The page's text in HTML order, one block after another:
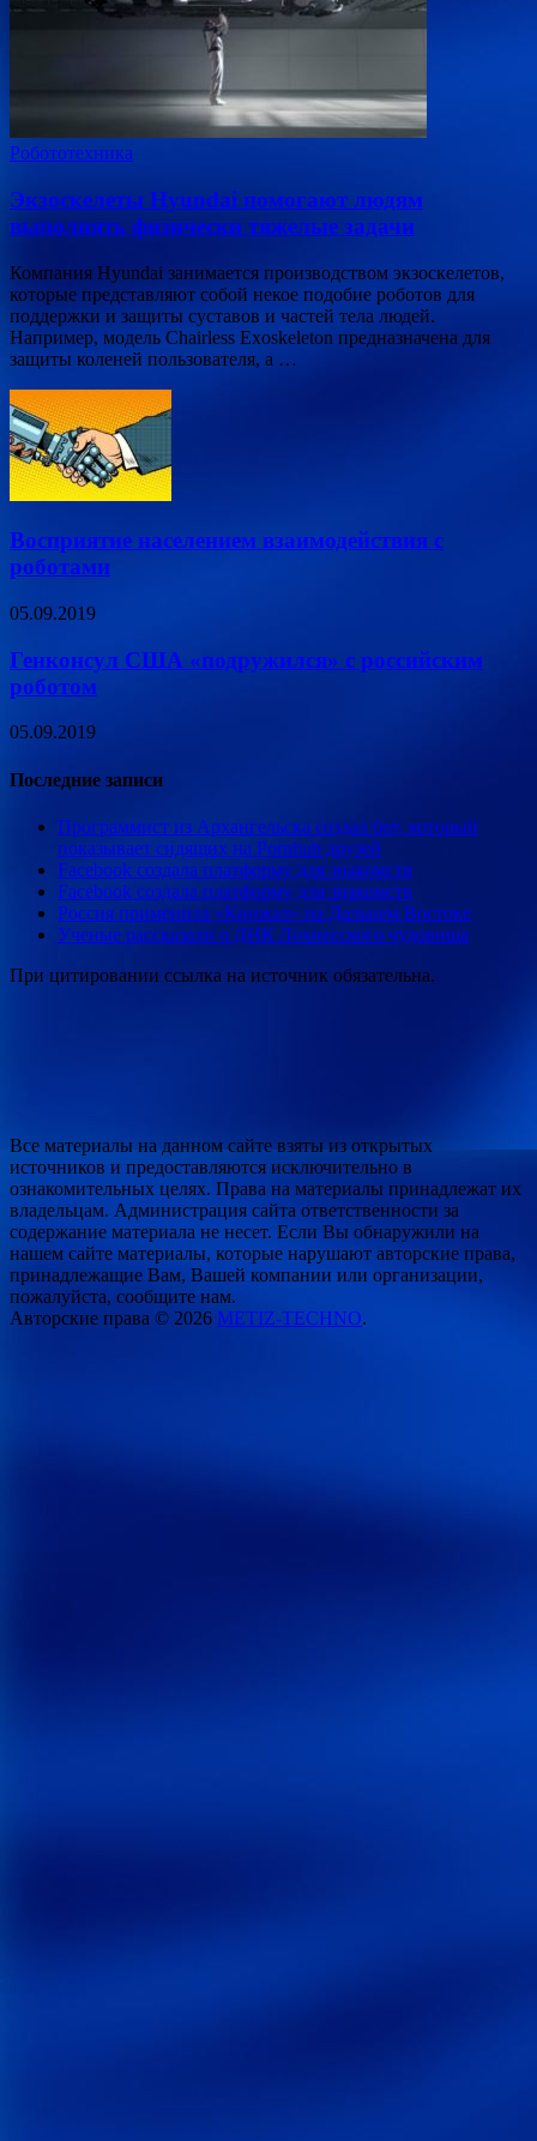
Робототехника
Экзоскелеты Hyundai помогают людям
выполнять физически тяжелые задачи
Компания Hyundai занимается производством экзоскелетов,
которые представляют собой некое подобие роботов для
поддержки и защиты суставов и частей тела людей.
Например, модель Chairless Exoskeleton предназначена для
защиты коленей пользователя, а …
Восприятие населением взаимодействия с
роботами
05.09.2019
Генконсул США «подружился» с российским
роботом
05.09.2019
Последние записи
Программист из Архангельска создал бот, который
показывает сидящих на Pornhub друзей
Facebook создала платформу для знакомств
Facebook создала платформу для знакомств
Россия применила «Кинжал» на Дальнем Востоке
Ученые рассказали о ДНК Лохнесского чудовища
При цитировании ссылка на источник обязательна.
Все материалы на данном сайте взяты из открытых
источников и предоставляются исключительно в
ознакомительных целях. Права на материалы принадлежат их
владельцам. Администрация сайта ответственности за
содержание материала не несет. Если Вы обнаружили на
нашем сайте материалы, которые нарушают авторские права,
принадлежащие Вам, Вашей компании или организации,
пожалуйста, сообщите нам.
Авторские права © 2026 METIZ-TECHNO.